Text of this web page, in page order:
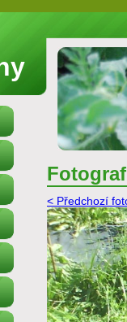
< Předchozí